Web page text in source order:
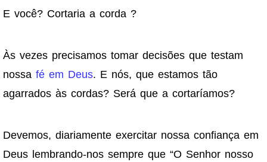
E você? Cortaria a corda ?
Às vezes precisamos tomar decisões que testam
nossa fé em Deus. E nós, que estamos tão
agarrados às cordas? Será que a cortaríamos?
Devemos, diariamente exercitar nossa confiança em
Deus lembrando-nos sempre que “O Senhor nosso